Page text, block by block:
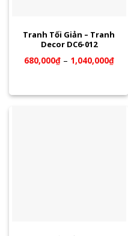
Tranh Tối Giản – Tranh
Decor DC6-012
680,000₫– 1,040,000₫